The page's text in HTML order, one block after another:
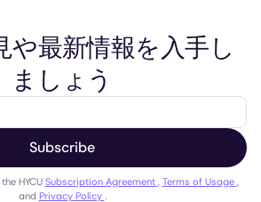
や最新情報を入手し
ましょう
Subscribe
HYCU Subscription Agreement Terms of Usage
and Privacy Policy